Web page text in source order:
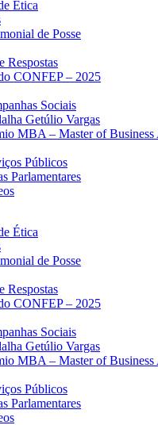
Ética
de Posse
Respostas
CONFEP – 2025
Sociais
Getúlio Vargas
MBA – Master of Business
Públicos
Parlamentares
Ética
de Posse
Respostas
CONFEP – 2025
Sociais
Getúlio Vargas
MBA – Master of Business
Públicos
Parlamentares